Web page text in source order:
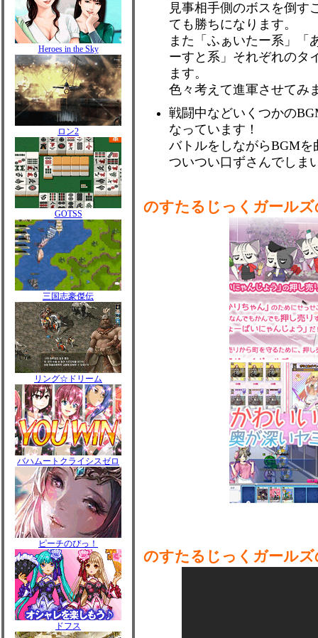
Heroes in the Sky
ロン2
GOTSS
三国志豪傑伝
リング☆ドリーム
バハムートクライシスゼロ
ピーチのぴっ！
ドフス
見事相手側のボスを倒す
ても勝ちになります。
また「ふぁいたー系」「
ーすと系」それぞれのタ
ます。
色々考えて進軍させてみ
戦闘中などいくつかの
なっています！
バトルをしながらBGM
ついつい口ずさんでしま
のすたるじっくガール
のすたるじっくガール